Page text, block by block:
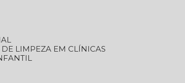
DE LIMPEZA EM CLÍNICAS